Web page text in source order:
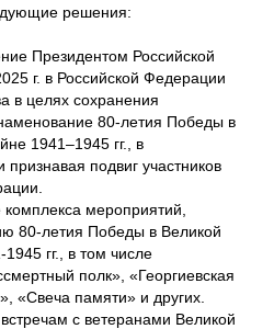
решения:
Президентом Российской
г. в Российской Федерации
в целях сохранения
80-летия Победы в
1941–1945 гг., в
подвиг участников
мероприятий,
80-летия Победы в Великой
гг., в том числе
полк», «Георгиевская
«Свеча памяти» и других.
с ветеранами Великой